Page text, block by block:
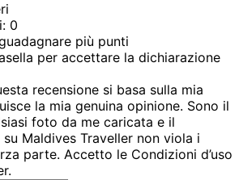
0
più punti
per accettare la dichiarazione
recensione si basa sulla mia
la mia genuina opinione. Sono il
foto da me caricata e il
Maldives Traveller non viola i
parte. Accetto le Condizioni d’uso